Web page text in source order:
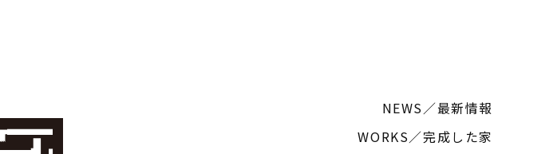
NEWS／最新情報
WORKS／完成した家